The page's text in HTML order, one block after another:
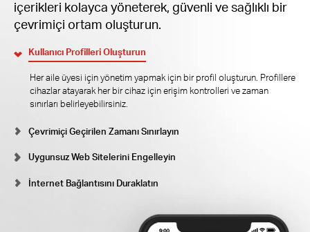
içerikleri kolayca yöneterek, güvenli ve sağlıklı bir
çevrimiçi ortam oluşturun.
Kullanıcı Profilleri Oluşturun
Her aile üyesi için yönetim yapmak için bir profil oluşturun. Profillere
cihazlar atayarak her bir cihaz için erişim kontrolleri ve zaman
sınırları belirleyebilirsiniz.
Çevrimiçi Geçirilen Zamanı Sınırlayın
Uygunsuz Web Sitelerini Engelleyin
İnternet Bağlantısını Duraklatın